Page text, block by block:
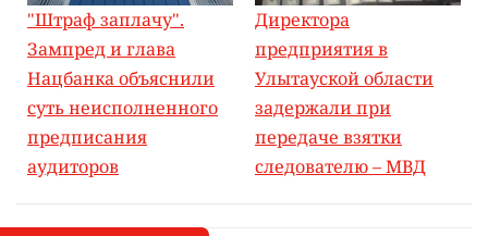
"Штраф заплачу".
Зампред и глава
Нацбанка объяснили
суть неисполненного
предписания
аудиторов
Директора
предприятия в
Улытауской области
задержали при
передаче взятки
следователю – МВД